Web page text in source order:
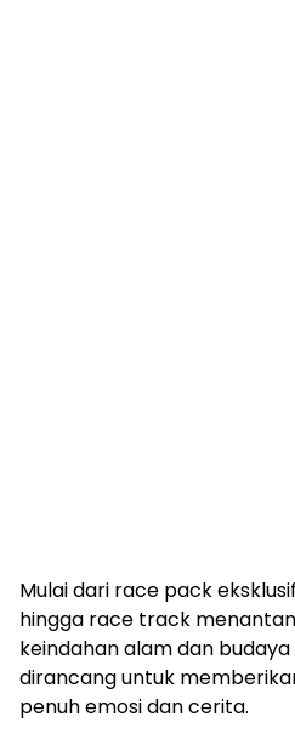
Mulai dari race pack
hingga race track
keindahan alam dan
dirancang untuk
penuh emosi dan cerita.